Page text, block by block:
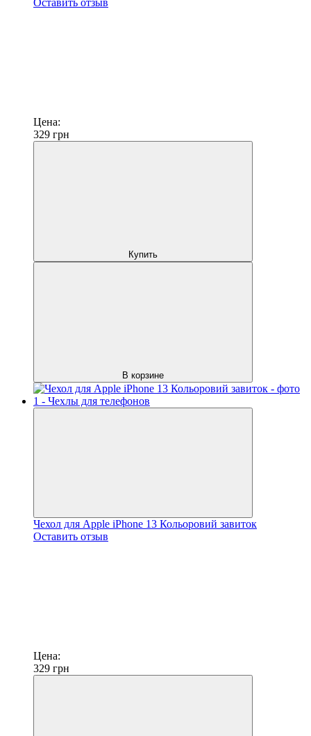
Цена:
329 грн
Купить
В корзине
Чехол для Apple iPhone 13 Кольоровий завиток
Оставить отзыв
Цена:
329 грн